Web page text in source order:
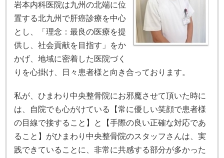
岩本内科医院は九州の北端に位
置する北九州で肝癌診療を中心
とし、「理念：最良の医療を提
供し、社会貢献を目指す」をか
かげ、地域に密着した医院づく
りを心掛け、日々患者様と向き合っております。
私が、ひまわり中央整骨院にお邪魔させて頂いた時に
は、自院でも心がけている【常に優しい笑顔で患者様
の目線で接すること】と【手際の良い正確な対応であ
ること】がひまわり中央整骨院のスタッフさんは、実
践できていることに、非常に共感する部分が多かった